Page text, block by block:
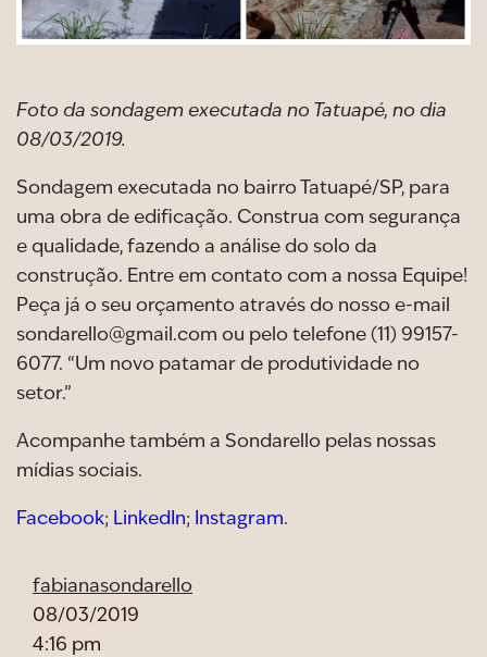
Foto da sondagem executada no Tatuapé, no dia
08/03/2019.
Sondagem executada no bairro Tatuapé/SP, para
uma obra de edificação. Construa com segurança
e qualidade, fazendo a análise do solo da
construção. Entre em contato com a nossa Equipe!
Peça já o seu orçamento através do nosso e-mail
sondarello@gmail.com ou pelo telefone (11) 99157-
6077. “Um novo patamar de produtividade no
setor.”
Acompanhe também a Sondarello pelas nossas
mídias sociais.
Facebook; LinkedIn; Instagram.
fabianasondarello
08/03/2019
4:16 pm